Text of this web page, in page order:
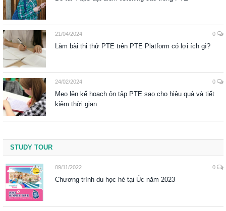
21/04/2024 0
Làm bài thi thử PTE trên PTE Platform có lợi ích gì?
24/02/2024 0
Mẹo lên kế hoạch ôn tập PTE sao cho hiệu quả và tiết
kiệm thời gian
STUDY TOUR
09/11/2022 0
Chương trình du học hè tại Úc năm 2023